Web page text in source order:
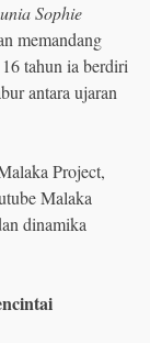
Sophie
memandang
tahun ia berdiri
antara ujaran
Project,
Malaka
dinamika